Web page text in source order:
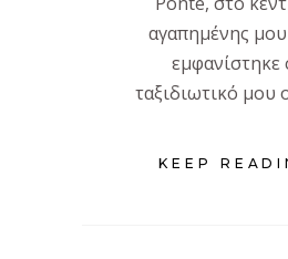
αγαπημένης
εμφανίστηκε
ταξιδιωτικό μου
KEEP